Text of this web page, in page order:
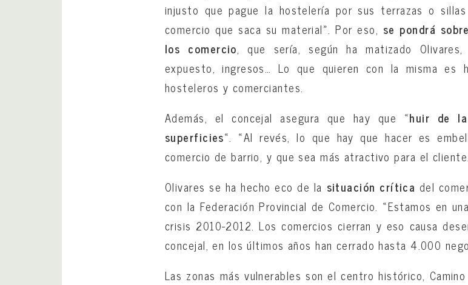
injusto que pague la hostelería por sus terrazas o
comercio que saca su material». Por eso, se pondrá
los comercio, que sería, según ha matizado
expuesto, ingresos… Lo que quieren con la misma es
hosteleros y comerciantes.
Además, el concejal asegura que hay que «huir de
superficies«. «Al revés, lo que hay que hacer es
comercio de barrio, y que sea más atractivo para el cliente.
Olivares se ha hecho eco de la situación crítica del
con la Federación Provincial de Comercio. «Estamos en
crisis 2010-2012. Los comercios cierran y eso causa
concejal, en los últimos años han cerrado hasta 4.000
Las zonas más vulnerables son el centro histórico,